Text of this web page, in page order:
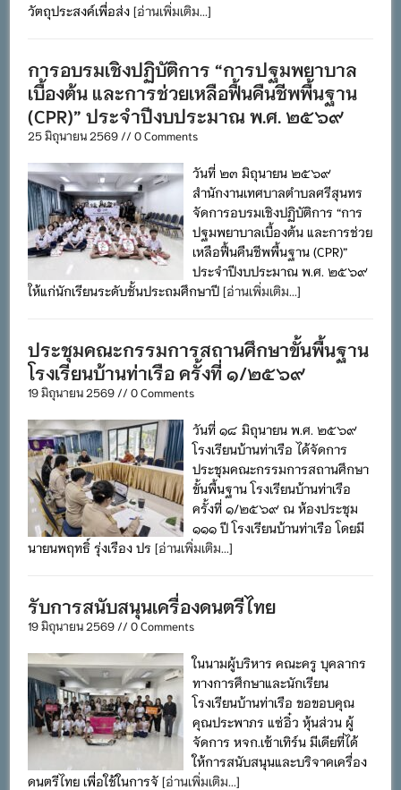
วัตถุประสงค์เพื่อส่ง[อ่านเพิ่มเติม...]
การอบรมเชิงปฏิบัติการ “การปฐมพยาบาล
เบื้องต้น และการช่วยเหลือฟื้นคืนชีพพื้นฐาน
(CPR)” ประจำปีงบประมาณ พ.ศ. ๒๕๖๙
25 มิถุนายน 2569 // 0 Comments
วันที่ ๒๓ มิถุนายน ๒๕๖๙
สำนักงานเทศบาลตำบลศรีสุนทร
จัดการอบรมเชิงปฏิบัติการ “การ
ปฐมพยาบาลเบื้องต้น และการช่วย
เหลือฟื้นคืนชีพพื้นฐาน (CPR)”
ประจำปีงบประมาณ พ.ศ. ๒๕๖๙
ให้แก่นักเรียนระดับชั้นประถมศึกษาปี[อ่านเพิ่มเติม...]
ประชุมคณะกรรมการสถานศึกษาขั้นพื้นฐาน
โรงเรียนบ้านท่าเรือ ครั้งที่ ๑/๒๕๖๙
19 มิถุนายน 2569 // 0 Comments
วันที่ ๑๘ มิถุนายน พ.ศ. ๒๕๖๙
โรงเรียนบ้านท่าเรือ ได้จัดการ
ประชุมคณะกรรมการสถานศึกษา
ขั้นพื้นฐาน โรงเรียนบ้านท่าเรือ
ครั้งที่ ๑/๒๕๖๙ ณ ห้องประชุม
๑๑๑ ปี โรงเรียนบ้านท่าเรือ โดยมี
นายนพฤทธิ์ รุ่งเรือง ปร[อ่านเพิ่มเติม...]
รับการสนับสนุนเครื่องดนตรีไทย
19 มิถุนายน 2569 // 0 Comments
ในนามผู้บริหาร คณะครู บุคลากร
ทางการศึกษาและนักเรียน
โรงเรียนบ้านท่าเรือ ขอขอบคุณ
คุณประพาภร แซ่อิ๋ว หุ้นส่วน ผู้
จัดการ หจก.เซ้าเทิร์น มีเดียที่ได้
ให้การสนับสนุนและบริจาคเครื่อง
ดนตรีไทย เพื่อใช้ในการจั[อ่านเพิ่มเติม...]